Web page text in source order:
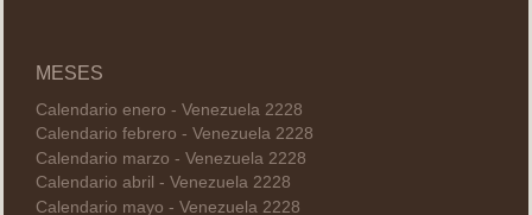
MESES
Calendario enero - Venezuela 2228
Calendario febrero - Venezuela 2228
Calendario marzo - Venezuela 2228
Calendario abril - Venezuela 2228
Calendario mayo - Venezuela 2228